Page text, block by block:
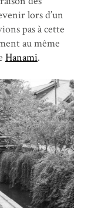
lors d’un
pas à cette
au même
Hanami.